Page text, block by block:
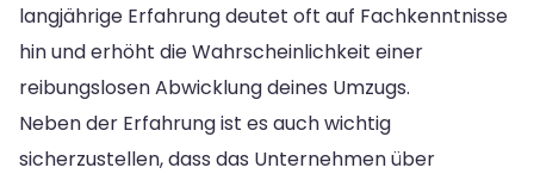
langjährige Erfahrung deutet oft auf Fachkenntnisse
hin und erhöht die Wahrscheinlichkeit einer
reibungslosen Abwicklung deines Umzugs.
Neben der Erfahrung ist es auch wichtig
sicherzustellen, dass das Unternehmen über